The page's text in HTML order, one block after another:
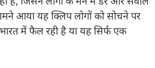
आया यह क्लिप लोगों को सोचने पर
में फैल रही है या यह सिर्फ एक